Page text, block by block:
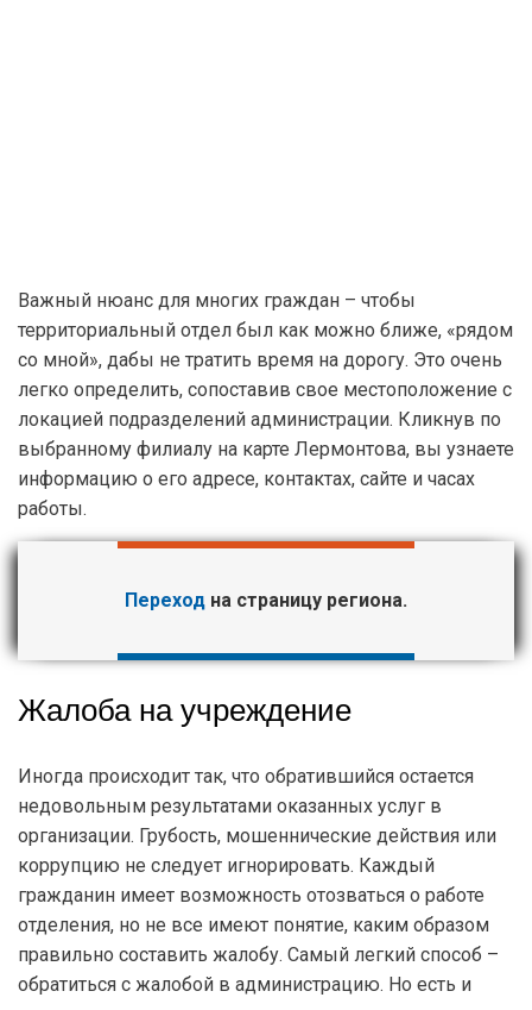
Важный нюанс для многих граждан – чтобы
территориальный отдел был как можно ближе, «рядом
со мной», дабы не тратить время на дорогу. Это очень
легко определить, сопоставив свое местоположение с
локацией подразделений администрации. Кликнув по
выбранному филиалу на карте Лермонтова, вы узнаете
информацию о его адресе, контактах, сайте и часах
работы.
Переход на страницу региона.
Жалоба на учреждение
Иногда происходит так, что обратившийся остается
недовольным результатами оказанных услуг в
организации. Грубость, мошеннические действия или
коррупцию не следует игнорировать. Каждый
гражданин имеет возможность отозваться о работе
отделения, но не все имеют понятие, каким образом
правильно составить жалобу. Самый легкий способ –
обратиться с жалобой в администрацию. Но есть и